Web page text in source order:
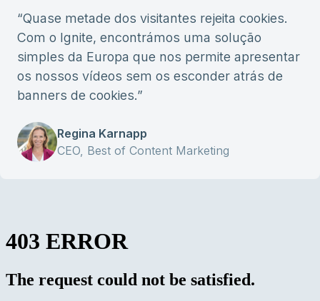
“Quase metade dos visitantes rejeita cookies.
Com o Ignite, encontrámos uma solução
simples da Europa que nos permite apresentar
os nossos vídeos sem os esconder atrás de
banners de cookies.”
Regina Karnapp
CEO, Best of Content Marketing